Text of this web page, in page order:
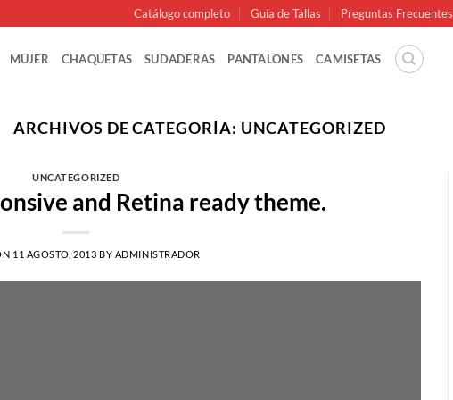
Catálogo completo Guía de Tallas Preguntas Frecuentes
MUJER CHAQUETAS SUDADERAS PANTALONES CAMISETAS
ARCHIVOS DE CATEGORÍA: UNCATEGORIZED
UNCATEGORIZED
and Retina ready theme.
11 AGOSTO, 2013 BY ADMINISTRADOR